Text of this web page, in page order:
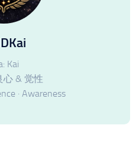
Kai
心 & 觉性
· Awareness